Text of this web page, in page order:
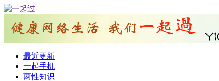
最近更新
一起手机
两性知识